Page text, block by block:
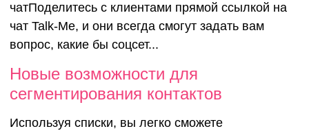
чатПоделитесь с клиентами прямой ссылкой на
чат Talk-Me, и они всегда смогут задать вам
вопрос, какие бы соцсет...
Новые возможности для
сегментирования контактов
Используя списки, вы легко сможете